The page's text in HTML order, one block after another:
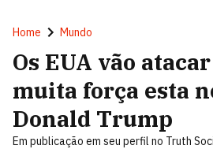
Home Mundo
Os EUA vão
muita força esta
Donald Trump
Em publicação em seu perfil no Truth